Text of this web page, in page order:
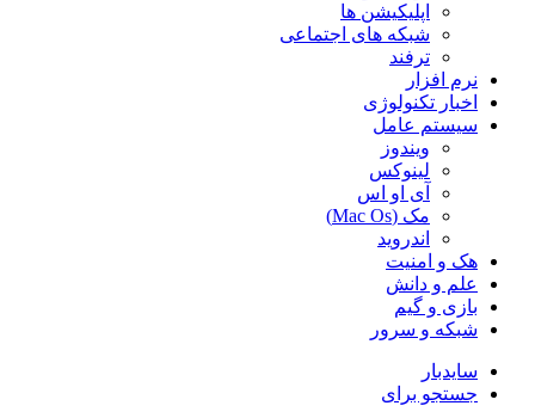
اپلیکیشن ها
شبکه های اجتماعی
ترفند
نرم افزار
اخبار تکنولوژی
سیستم عامل
ویندوز
لینوکس
آی او اس
مک (Mac Os)
اندروید
هک و امنیت
علم و دانش
بازی و گیم
شبکه و سرور
سایدبار
جستجو برای